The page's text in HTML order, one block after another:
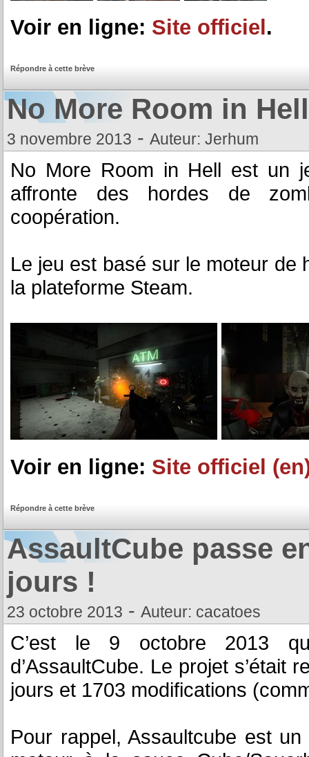
Voir en ligne: Site officiel .
Répondre à cette brève
No More Room in Hell
3 novembre 2013 - Auteur: Jerhum
No More Room in Hell est un
affronte des hordes de
coopération.
Le jeu est basé sur le moteur de
la plateforme Steam.
Voir en ligne: Site officiel
Répondre à cette brève
AssaultCube passe
jours !
23 octobre 2013 - Auteur: cacatoes
C’est le 9 octobre 2013
d’AssaultCube. Le projet s’était
jours et 1703 modifications
Pour rappel, Assaultcube est